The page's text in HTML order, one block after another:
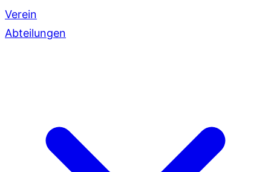
Verein
Abteilungen